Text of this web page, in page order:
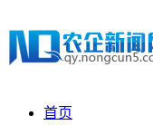
首页